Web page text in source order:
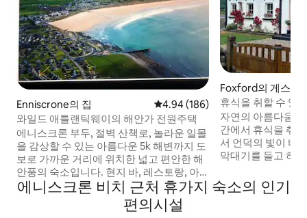
Enniscrone의 집 평점 4.94점(5점 만점), 후기 186
4.94 (186)
와일드 애틀랜틱웨이의 해안가 전원주택
에니스크론 부두, 절벽 산책로, 놀라운 일몰
을 감상할 수 있는 아름다운 5k 해변까지 도
보로 가까운 거리에 위치한 넓고 편안한 해
안풍의 숙소입니다. 현지 바, 레스토랑, 아
이스크림, 피자 전문점, 호텔, 상점 등까지
도보로 이동할 수 있습니다. 세계적으로 유
명한 에니스크론 골프 링크와 가깝습니다.
Foxford의 게스트
휴식을 취할 수 있
에서 몇 걸음 거리
자연의 아름다움
간에서 휴식을 취
서 언덕의 빛이 바
막대기를 들고 하
세요(용감한 분들
있습니다!). 고급
에니스크론 비치 근처 휴가지 숙소의 인기
편의시설